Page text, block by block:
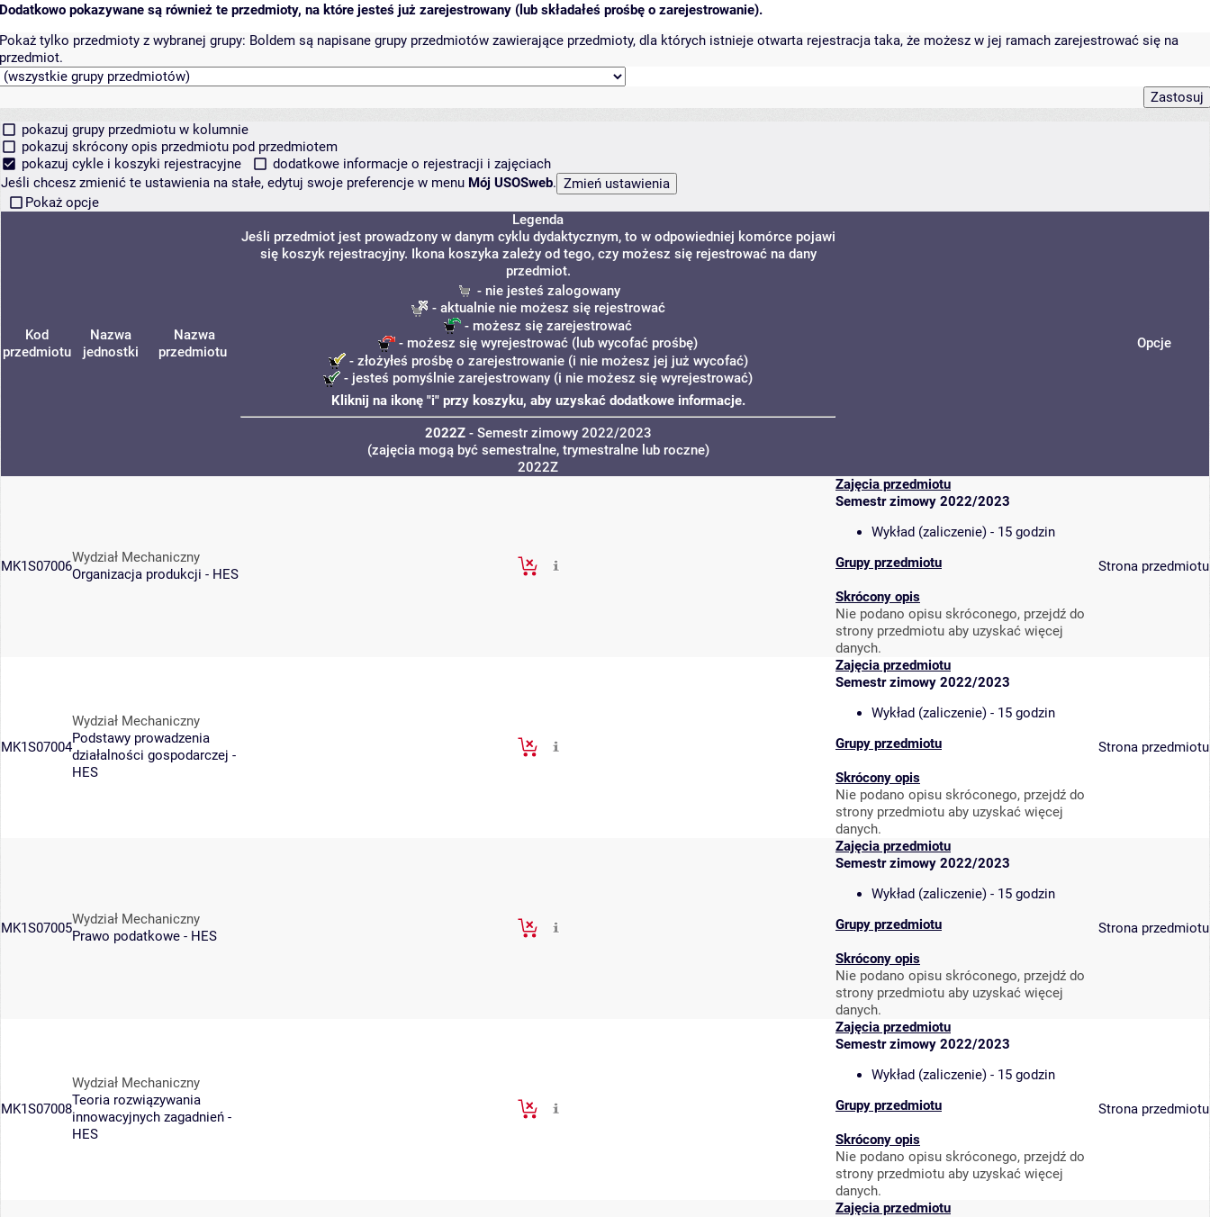
Dodatkowo pokazywane są również te przedmioty, na które jesteś już zarejestrowany (lub składałeś prośbę o zarejestrowanie).
Pokaż tylko przedmioty z wybranej grupy: Boldem są napisane grupy przedmiotów zawierające przedmioty, dla których istnieje otwarta rejestracja taka, że możesz w jej ramach zarejestrować się na
przedmiot.
pokazuj grupy przedmiotu w kolumnie
pokazuj skrócony opis przedmiotu pod przedmiotem
pokazuj cykle i koszyki rejestracyjne
dodatkowe informacje o rejestracji i zajęciach
Jeśli chcesz zmienić te ustawienia na stałe, edytuj swoje preferencje w menu Mój USOSweb.
Pokaż opcje
Kod
przedmiotu
Nazwa
jednostki
Nazwa
przedmiotu
Legenda
Jeśli przedmiot jest prowadzony w danym cyklu dydaktycznym, to w odpowiedniej komórce pojawi
się koszyk rejestracyjny. Ikona koszyka zależy od tego, czy możesz się rejestrować na dany
przedmiot.
- nie jesteś zalogowany
- aktualnie nie możesz się rejestrować
- możesz się zarejestrować
- możesz się wyrejestrować (lub wycofać prośbę)
- złożyłeś prośbę o zarejestrowanie (i nie możesz jej już wycofać)
- jesteś pomyślnie zarejestrowany (i nie możesz się wyrejestrować)
Kliknij na ikonę "i" przy koszyku, aby uzyskać dodatkowe informacje.
2022Z- Semestr zimowy 2022/2023
(zajęcia mogą być semestralne, trymestralne lub roczne)
Opcje
2022Z
MK1S07006
Wydział Mechaniczny
Organizacja produkcji - HES
Zajęcia przedmiotu
Semestr zimowy 2022/2023
Wykład (zaliczenie) - 15 godzin
Grupy przedmiotu
Skrócony opis
Nie podano opisu skróconego, przejdź do
strony przedmiotu aby uzyskać więcej
danych.
Strona przedmiotu
MK1S07004
Wydział Mechaniczny
Podstawy prowadzenia
działalności gospodarczej -
HES
Zajęcia przedmiotu
Semestr zimowy 2022/2023
Wykład (zaliczenie) - 15 godzin
Grupy przedmiotu
Skrócony opis
Nie podano opisu skróconego, przejdź do
strony przedmiotu aby uzyskać więcej
danych.
Strona przedmiotu
MK1S07005
Wydział Mechaniczny
Prawo podatkowe - HES
Zajęcia przedmiotu
Semestr zimowy 2022/2023
Wykład (zaliczenie) - 15 godzin
Grupy przedmiotu
Skrócony opis
Nie podano opisu skróconego, przejdź do
strony przedmiotu aby uzyskać więcej
danych.
Strona przedmiotu
MK1S07008
Wydział Mechaniczny
Teoria rozwiązywania
innowacyjnych zagadnień -
HES
Zajęcia przedmiotu
Semestr zimowy 2022/2023
Wykład (zaliczenie) - 15 godzin
Grupy przedmiotu
Skrócony opis
Nie podano opisu skróconego, przejdź do
strony przedmiotu aby uzyskać więcej
danych.
Strona przedmiotu
Zajęcia przedmiotu